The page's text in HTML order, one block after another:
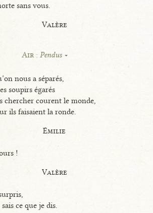
sans vous.
Valère
Air :Pendus
nous a séparés,
soupirs égarés
chercher courent le monde,
ils faisaient la ronde.
Émilie
!
Valère
ce que je dis.